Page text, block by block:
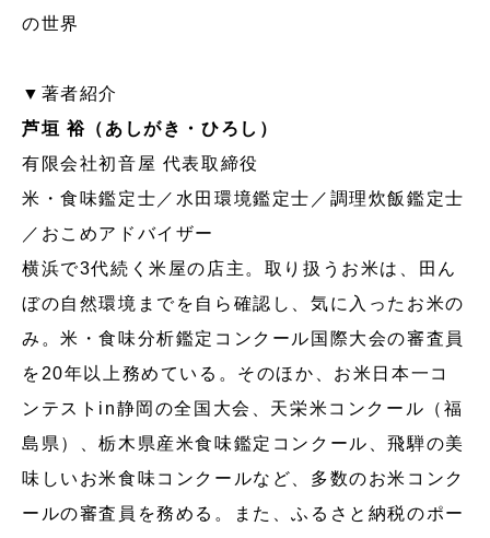
の世界
▼著者紹介
芦垣 裕（あしがき・ひろし）
有限会社初音屋 代表取締役
米・食味鑑定士／水田環境鑑定士／調理炊飯鑑定士
／おこめアドバイザー
横浜で3代続く米屋の店主。取り扱うお米は、田ん
ぼの自然環境までを自ら確認し、気に入ったお米の
み。米・食味分析鑑定コンクール国際大会の審査員
を20年以上務めている。そのほか、お米日本一コ
ンテストin静岡の全国大会、天栄米コンクール（福
島県）、栃木県産米食味鑑定コンクール、飛騨の美
味しいお米食味コンクールなど、多数のお米コンク
ールの審査員を務める。また、ふるさと納税のポー